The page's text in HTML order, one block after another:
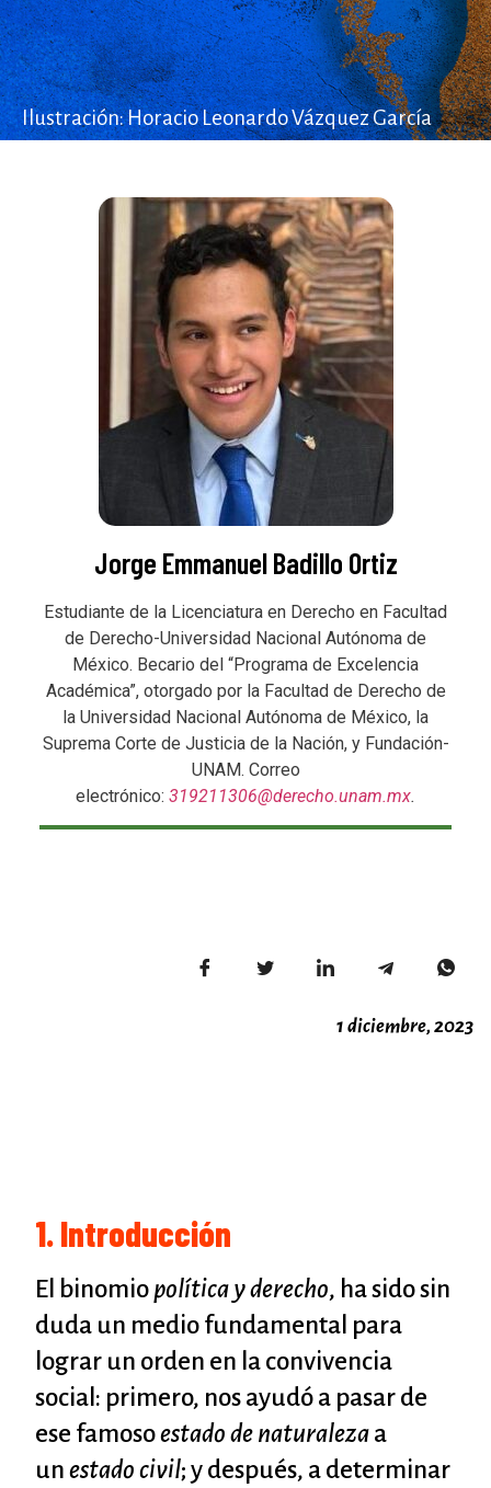
Ilustración: Horacio Leonardo Vázquez García
Jorge Emmanuel Badillo Ortiz
Estudiante de la Licenciatura en Derecho en Facultad
de Derecho-Universidad Nacional Autónoma de
México. Becario del “Programa de Excelencia
Académica”, otorgado por la Facultad de Derecho de
la Universidad Nacional Autónoma de México, la
Suprema Corte de Justicia de la Nación, y Fundación-
UNAM. Correo
electrónico: 319211306@derecho.unam.mx.
1 diciembre, 2023
1. Introducción
El binomio política y derecho, ha sido sin
duda un medio fundamental para
lograr un orden en la convivencia
social: primero, nos ayudó a pasar de
ese famosoestado de naturaleza a
un estado civil; y después, a determinar